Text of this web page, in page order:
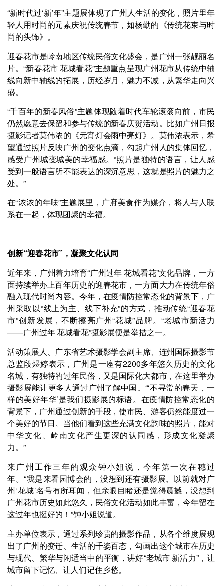
“新时代过‘新’年”主题展体现了广州人生活的变化，照片里年
轻人用时尚的元素庆祝传统春节，如杨勤的《传统花束与时
尚的头饰》。
迎春花市是岭南地区传统民俗文化盛会，是广州一张靓丽名
片。“新春花市 花城看花”主题重点呈现广州花市从传统中轴
线向新中轴线的拓展，历经岁月，魅力不减，从繁华走向兴
盛。
“千百年的新春风俗”主题体现随着时代车轮滚滚向前，市民
仍然愿意去保留和参与传统的新春庆贺活动。比如广州日报
摄影记者莫伟浓的《元宵灯会雨中亮灯》。莫伟浓表示，希
望通过照片反映广州的变化点滴，勾起广州人的集体回忆，
感受广州城变城美的幸福感。“照片是独特的语言，让人感
受到一般语言所不能表达的深沉意思，这就是照片的魅力之
处。”
在“浓浓的年味”主题展里，广府美食作为媒介，将人与人联
系在一起，体现团聚的幸福。
创新“迎春花市”，凝聚文化认同
近年来，广州着力培育“广州过年 花城看花”文化品牌，一方
面持续举办上百年历史的迎春花市，一方面大力在传统年俗
融入现代时尚内容。今年，在疫情防控常态化的背景下，广
州采取以“线上为主、线下补充”的方式，推动传统“迎春花
市”创新发展，不断擦亮广州“花城”品牌。“老城市新活力
——广州过年 花城看花”摄影展便是举措之一。
活动策展人、广东省艺术摄影学会副主席、连州国际摄影节
总监段煜婷表示，广州是一座有2200多年悠久历史的文化
名城，有独特的过年民俗，又是国际化大都市，在这里举办
摄影展能让更多人通过广州了解中国。“‘不寻常的春天，一
样的美好年华’是我们摄影展的标语。在疫情防控常态化的
背景下，广州通过创新的手段，使市民、游客仍然能度过一
个美好的节日。当他们看到这些充满文化韵味的照片，能对
中华文化、岭南文化产生更深的认同感，形成文化凝聚
力。”
来广州工作三年的观众钟小姐说，今年第一次在穗过
年。“我是来看园博会的，没想到还有摄影展。以前就对广
州‘花城’名号有所耳闻，但亲眼目睹还是觉得震撼，没想到
广州花市历史如此悠久，民俗文化活动如此丰富，今年留在
这过年也挺好的！”钟小姐说道。
主办单位表示，通过系列珍贵的摄影作品，从各个维度展现
出了广州的变迁、生活的千姿百态，勾画出这个城市在历史
与现代、繁华与闲适当中的平衡，讲好“老城市 新活力”，让
城市留下记忆、让人们记住乡愁。